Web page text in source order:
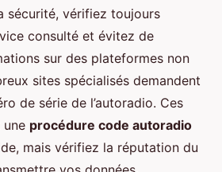
sécurité, vérifiez toujours
consulté et évitez de
sur des plateformes non
sites spécialisés demandent
de série de l’autoradio. Ces
procédure code autoradio
mais vérifiez la réputation du